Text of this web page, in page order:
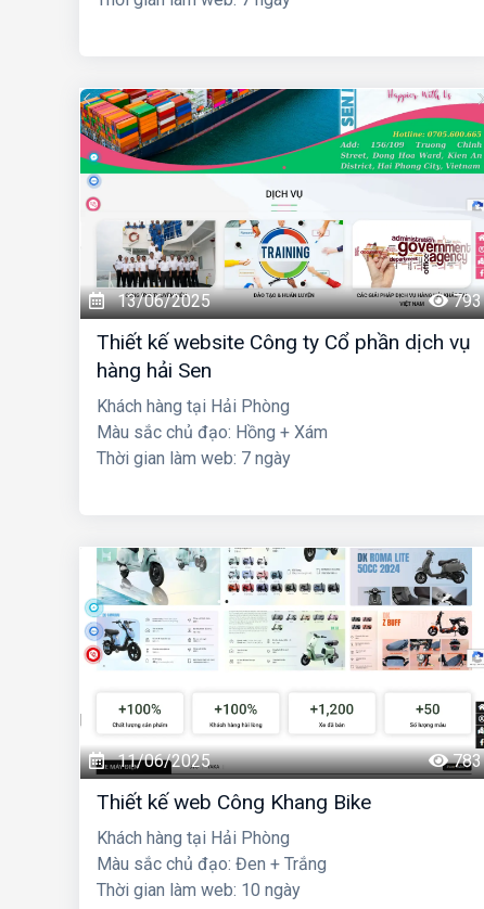
13/06/2025 793
Thiết kế website Công ty Cổ phần dịch vụ
hàng hải Sen
Khách hàng tại Hải Phòng
Màu sắc chủ đạo: Hồng + Xám
Thời gian làm web: 7 ngày
11/06/2025 783
Thiết kế web Công Khang Bike
Khách hàng tại Hải Phòng
Màu sắc chủ đạo: Đen + Trắng
Thời gian làm web: 10 ngày